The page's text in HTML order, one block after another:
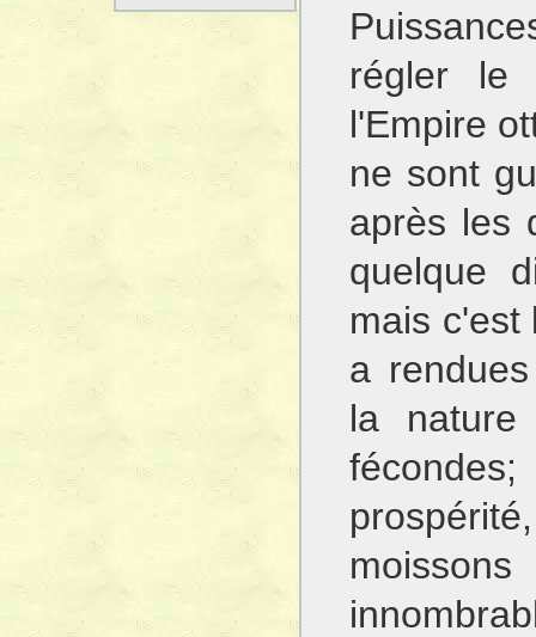
régler le
l'Empire
ne sont
après les
quelque
mais c'est
a
la